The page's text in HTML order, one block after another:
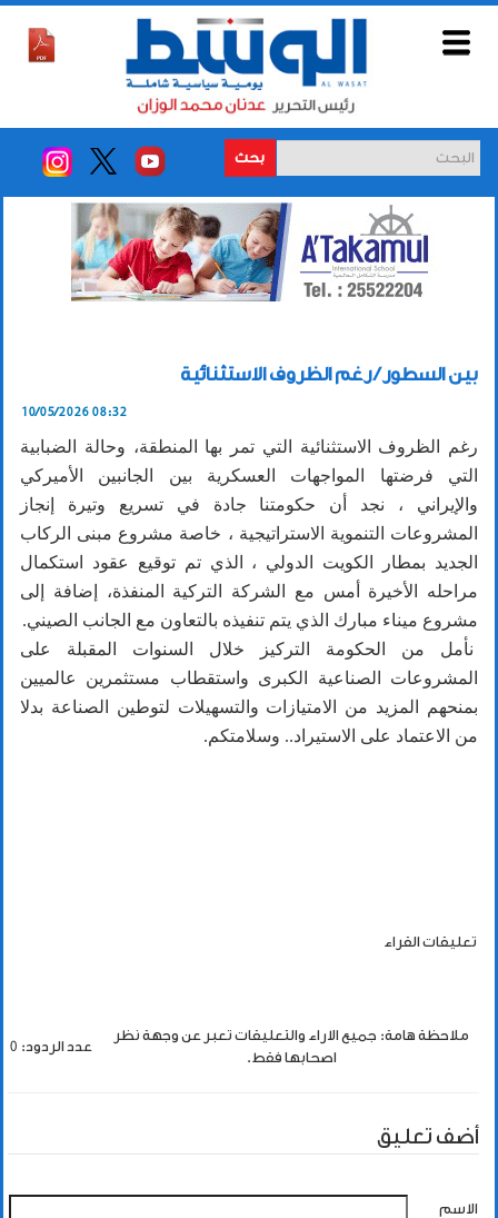
بحث
بين السطور / رغم الظروف الاستثنائية
10/05/2026 08:32
رغم الظروف الاستثنائية التي تمر بها المنطقة، وحالة الضبابية
التي فرضتها المواجهات العسكرية بين الجانبين الأميركي
والإيراني ، نجد أن حكومتنا جادة في تسريع وتيرة إنجاز
المشروعات التنموية الاستراتيجية ، خاصة مشروع مبنى الركاب
الجديد بمطار الكويت الدولي ، الذي تم توقيع عقود استكمال
مراحله الأخيرة أمس مع الشركة التركية المنفذة، إضافة إلى
مشروع ميناء مبارك الذي يتم تنفيذه بالتعاون مع الجانب الصيني.
نأمل من الحكومة التركيز خلال السنوات المقبلة على
المشروعات الصناعية الكبرى واستقطاب مستثمرين عالميين
بمنحهم المزيد من الامتيازات والتسهيلات لتوطين الصناعة بدلا
من الاعتماد على الاستيراد.. وسلامتكم.
تعليقات القراء
ملاحظة هامة: جميع الاراء والتعليقات تعبر عن وجهة نظر
اصحابها فقط.
عدد الردود: 0
أضف تعليق
الاسم